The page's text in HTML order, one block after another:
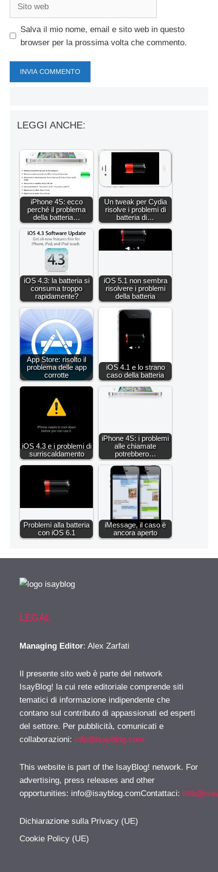
Salva il mio nome, email e sito web in questo
browser per la prossima volta che commento.
LEGGI ANCHE:
iPhone 4S: ecco
perché il problema
della batteria…
Un tweak per Cydia
risolve i problemi di
batteria di…
iOS 4.3: la batteria si
consuma troppo
rapidamente?
iOS 5.1 non sembra
risolvere i problemi
della batteria
App Store: risolto il
problema delle app
corrotte
iOS 4.1 e lo strano
caso della batteria
iOS 4.3 e i problemi di
surriscaldamento
iPhone 4S: i problemi
alle chiamate
potrebbero…
Problemi alla batteria
con iOS 6.1
iMessage, il caso è
ancora aperto
LEGAL
Managing Editor: Alex Zarfati
Il presente sito web è parte del network
IsayBlog! la cui rete editoriale comprende siti
tematici di informazione indipendente che
contano sul contributo di appassionati ed esperti
del settore. Per pubblicità, comunicati e
collaborazioni: info@isayblog.com
This website is part of the IsayBlog! network. For
advertising, press releases and other
opportunities: info@isayblog.comContattaci:
Dichiarazione sulla Privacy (UE)
Cookie Policy (UE)